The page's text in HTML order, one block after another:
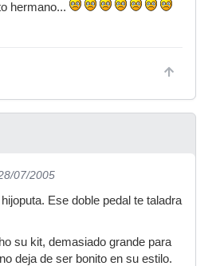
hermano...
07/2005
Ese doble pedal te taladra
su kit, demasiado grande para
deja de ser bonito en su estilo.